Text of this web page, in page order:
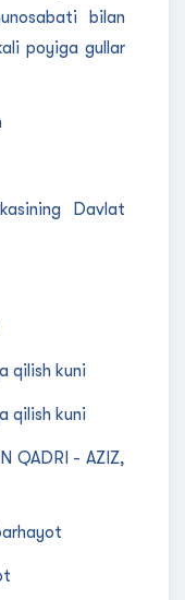
bilan
poyiga gullar
Davlat
qilish kuni
qilish kuni
QADRI - AZIZ,